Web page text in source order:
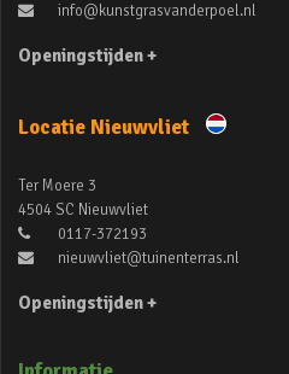
info@kunstgrasvanderpoel.nl
Openingstijden +
Locatie Nieuwvliet
Ter Moere 3
4504 SC Nieuwvliet
0117-372193
nieuwvliet@tuinenterras.nl
Openingstijden +